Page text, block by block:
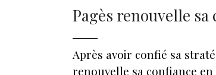
Pagès renouvelle
Après avoir confié sa
renouvelle sa confiance